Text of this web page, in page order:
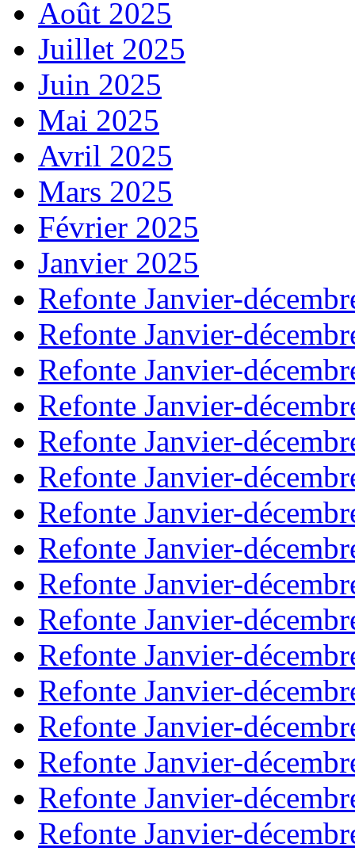
Août 2025
Juillet 2025
Juin 2025
Mai 2025
Avril 2025
Mars 2025
Février 2025
Janvier 2025
Refonte Janvier-
Refonte Janvier-
Refonte Janvier-
Refonte Janvier-
Refonte Janvier-
Refonte Janvier-
Refonte Janvier-
Refonte Janvier-
Refonte Janvier-
Refonte Janvier-
Refonte Janvier-
Refonte Janvier-
Refonte Janvier-
Refonte Janvier-
Refonte Janvier-
Refonte Janvier-